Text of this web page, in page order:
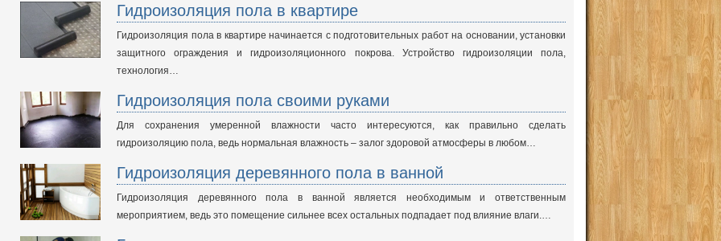
Гидроизоляция пола в квартире
Гидроизоляция пола в квартире начинается с подготовительных работ на основании, установки
защитного ограждения и гидроизоляционного покрова. Устройство гидроизоляции пола,
технология…
Гидроизоляция пола своими руками
Для сохранения умеренной влажности часто интересуются, как правильно сделать
гидроизоляцию пола, ведь нормальная влажность – залог здоровой атмосферы в любом…
Гидроизоляция деревянного пола в ванной
Гидроизоляция деревянного пола в ванной является необходимым и ответственным
мероприятием, ведь это помещение сильнее всех остальных подпадает под влияние влаги.…